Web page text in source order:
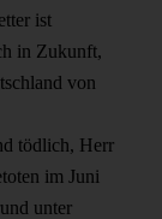
ist
in Zukunft,
von
tödlich, Herr
im Juni
unter